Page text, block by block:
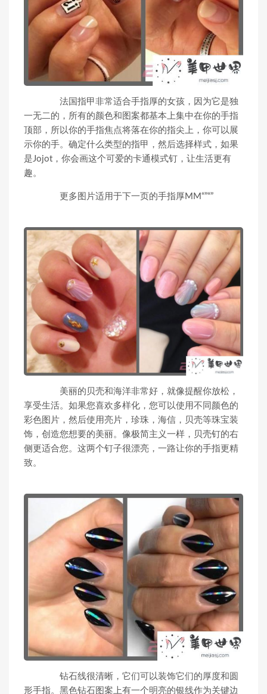
法国指甲非常适合手指厚的女孩，因为它是独
一无二的，所有的颜色和图案都基本上集中在你的手指
顶部，所以你的手指焦点将落在你的指尖上，你可以展
示你的手。确定什么类型的指甲，然后选择样式，如果
是Jojot，你会画这个可爱的卡通模式钉，让生活更有
趣。
更多图片适用于下一页的手指厚MM“”“”
美丽的贝壳和海洋非常好，就像提醒你放松，
享受生活。如果您喜欢多样化，您可以使用不同颜色的
彩色图片，然后使用亮片，珍珠，海信，贝壳等珠宝装
饰，创造您想要的美丽。像极简主义一样，贝壳钉的右
侧更适合您。这两个钉子很漂亮，一路让你的手指更精
致。
钻石线很清晰，它们可以装饰它们的厚度和圆
形手指。黑色钻石图案上有一个明亮的银线作为关键边